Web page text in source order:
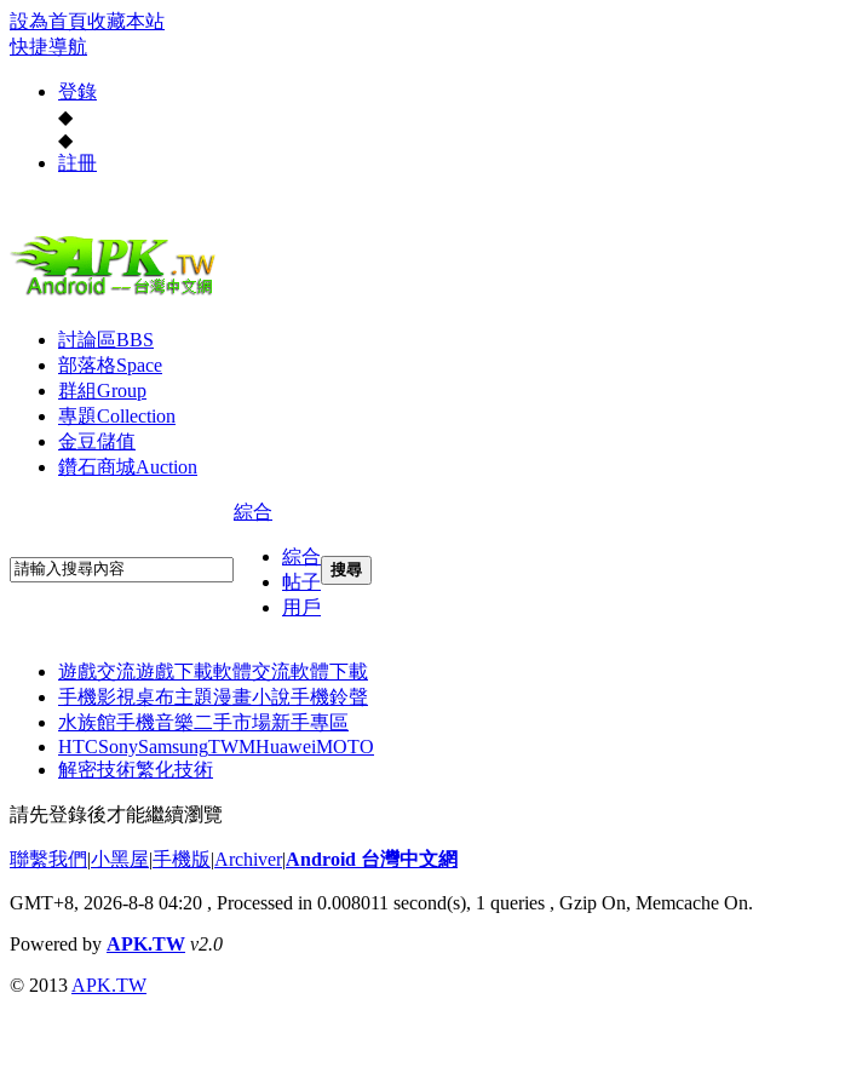
設為首頁收藏本站
快捷導航
登錄
◆
◆
註冊
討論區BBS
部落格Space
群組Group
專題Collection
金豆儲值
鑽石商城Auction
綜合
綜合
帖子
用戶
搜尋
遊戲交流遊戲下載軟體交流軟體下載
手機影視桌布主題漫畫小說手機鈴聲
水族館手機音樂二手市場新手專區
HTCSonySamsungTWMHuaweiMOTO
解密技術繁化技術
請先登錄後才能繼續瀏覽
聯繫我們|小黑屋|手機版|Archiver|Android 台灣中文網
GMT+8, 2026-8-8 04:20 , Processed in 0.008011 second(s), 1 queries , Gzip On, Memcache On.
Powered by APK.TW v2.0
© 2013 APK.TW